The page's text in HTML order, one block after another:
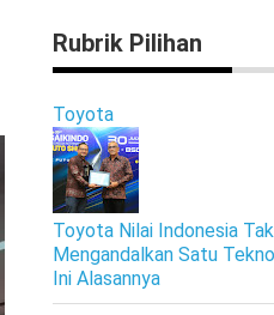
Rubrik Pilihan
Toyota
Toyota Nilai Indonesia
Mengandalkan Satu
Ini Alasannya